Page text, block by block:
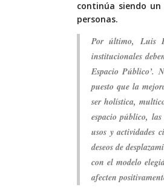
continúa siendo
personas.
Por último, Luis
institucionales
Espacio Público’.
puesto que la
ser holística,
espacio público,
usos y actividades
deseos de
con el modelo
afecten